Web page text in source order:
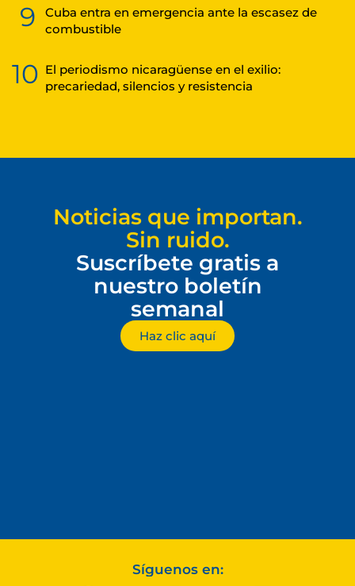
9
Cuba entra en emergencia ante la escasez de
combustible
10 El periodismo nicaragüense en el exilio:
precariedad, silencios y resistencia
Noticias que importan.
Sin ruido.
Suscríbete gratis a
nuestro boletín
semanal
Haz clic aquí
Síguenos en: